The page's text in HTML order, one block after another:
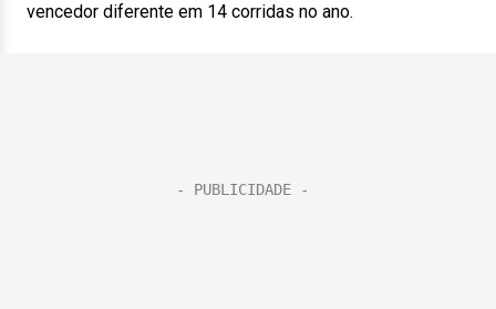
vencedor diferente em 14 corridas no ano.